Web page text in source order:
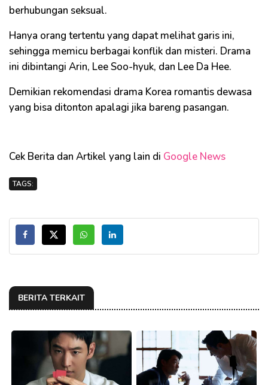
berhubungan seksual.
Hanya orang tertentu yang dapat melihat garis ini,
sehingga memicu berbagai konflik dan misteri. Drama
ini dibintangi Arin, Lee Soo-hyuk, dan Lee Da Hee.
Demikian rekomendasi drama Korea romantis dewasa
yang bisa ditonton apalagi jika bareng pasangan.
Cek Berita dan Artikel yang lain di Google News
TAGS:
BERITA TERKAIT